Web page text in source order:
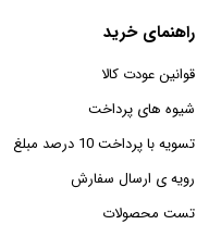
راهنمای خرید
قوانین عودت کالا
شیوه های پرداخت
تسویه با پرداخت 10 درصد مبلغ
رویه ی ارسال سفارش
تست محصولات